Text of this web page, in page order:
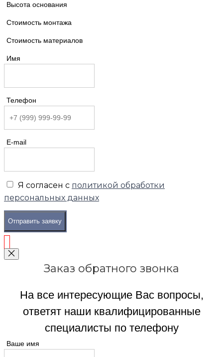
Высота основания
Стоимость монтажа
Стоимость материалов
Имя
Телефон
E-mail
Я согласен с политикой обработки
персональных данных
Отправить заявку
Заказ обратного звонка
На все интересующие Вас вопросы,
ответят наши квалифицированные
специалисты по телефону
Ваше имя